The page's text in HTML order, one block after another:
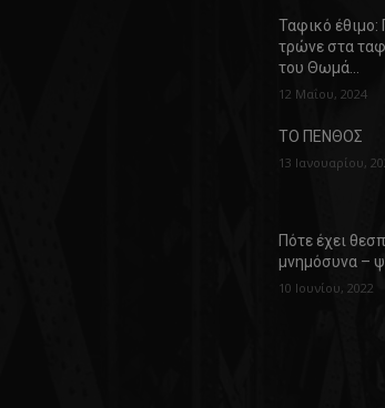
Ταφικό έθιμο:
τρώνε στα
του Θωμά…
12 Μαΐου, 2024
ΤΟ ΠΕΝΘΟΣ
13 Ιανουαρίου,
Πότε έχει
μνημόσυνα –
10 Ιουνίου, 2022